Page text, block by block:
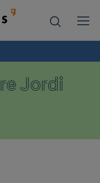
Jordi